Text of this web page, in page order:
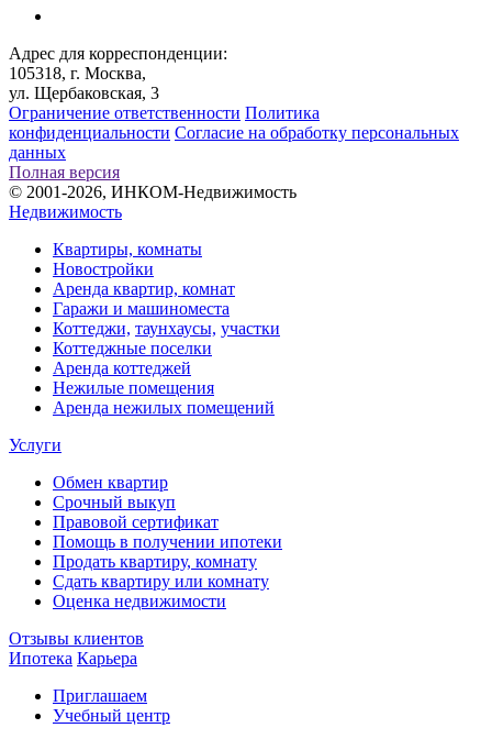
Адрес для корреспонденции:
105318, г. Москва,
ул. Щербаковская, 3
Ограничение ответственности Политика
конфиденциальности Согласие на обработку персональных
данных
Полная версия
© 2001-2026, ИНКОМ-Недвижимость
Недвижимость
Квартиры, комнаты
Новостройки
Аренда квартир, комнат
Гаражи и машиноместа
Коттеджи, таунхаусы, участки
Коттеджные поселки
Аренда коттеджей
Нежилые помещения
Аренда нежилых помещений
Услуги
Обмен квартир
Срочный выкуп
Правовой сертификат
Помощь в получении ипотеки
Продать квартиру, комнату
Сдать квартиру или комнату
Оценка недвижимости
Отзывы клиентов
Ипотека Карьера
Приглашаем
Учебный центр